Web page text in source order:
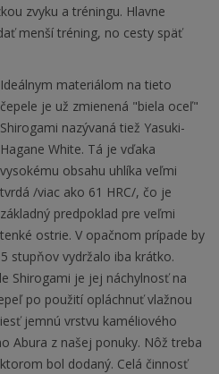
zvyku a tréningu. Hlavne
menší tréning, no cesty späť
Ideálnym materiálom na tieto
čepele je už zmienená "biela oceľ"
Shirogami nazývaná tiež Yasuki-
Hagane White. Tá je vďaka
vysokému obsahu uhlíka veľmi
tvrdá /viac ako 61 HRC/, čo je
základný predpoklad pre veľmi
tenké ostrie. V opačnom prípade by
stupňov vydržalo iba krátko.
Shirogami je jej náchylnosť na
po použití opláchnuť vlažnou
jemnú vrstvu kaméliového
Abura z našej ponuky. Nôž treba
bol dodaný. Celá činnosť